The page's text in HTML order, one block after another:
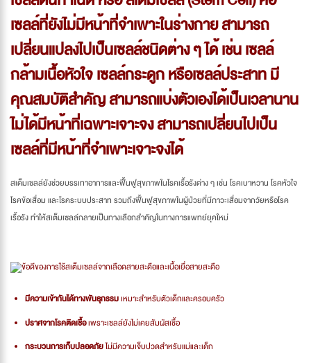
เซลล์ที่ยังไม่มีหน้าที่จำเพาะในร่างกาย สามารถ
เปลี่ยนแปลงไปเป็นเซลล์ชนิดต่าง ๆ ได้ เช่น เซลล์
กล้ามเนื้อหัวใจ เซลล์กระดูก หรือเซลล์ประสาท มี
คุณสมบัติสำคัญ สามารถแบ่งตัวเองได้เป็นเวลานาน
ไม่ได้มีหน้าที่เฉพาะเจาะจง สามารถเปลี่ยนไปเป็น
เซลล์ที่มีหน้าที่จำเพาะเจาะจงได้
สเต็มเซลล์ยังช่วยบรรเทาอาการและฟื้นฟูสุขภาพในโรคเรื้อรังต่าง ๆ เช่น โรคเบาหวาน โรคหัวใจ
โรคข้อเสื่อม และโรคระบบประสาท รวมถึงฟื้นฟูสุขภาพในผู้ป่วยที่มีภาวะเสื่อมจากวัยหรือโรค
เรื้อรัง ทำให้สเต็มเซลล์กลายเป็นทางเลือกสำคัญในทางการแพทย์ยุคใหม่
ข้อดีของการใช้สเต็มเซลล์จากเลือดสายสะดือและเนื้อเยื่อสายสะดือ
มีความเข้ากันได้ทางพันธุกรรมเหมาะสำหรับตัวเด็กและครอบครัว
ปราศจากโรคติดเชื้อเพราะเซลล์ยังไม่เคยสัมผัสเชื้อ
กระบวนการเก็บปลอดภัยไม่มีความเจ็บปวดสำหรับแม่และเด็ก